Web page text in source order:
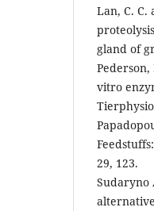
Lan, C.
gland of
vitro
29, 123.
Sudaryno